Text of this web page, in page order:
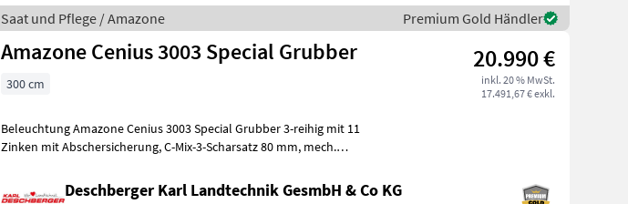
Saat und Pflege / Amazone Premium Gold Händler
Amazone Cenius 3003 Special Grubber 20.990 €
inkl. 20 % MwSt.
17.491,67 € exkl.
300 cm
Beleuchtung Amazone Cenius 3003 Special Grubber 3-reihig mit 11
Zinken mit Abschersicherung, C-Mix-3-Scharsatz 80 mm, mech.
Deschberger Karl Landtechnik GesmbH & Co KG